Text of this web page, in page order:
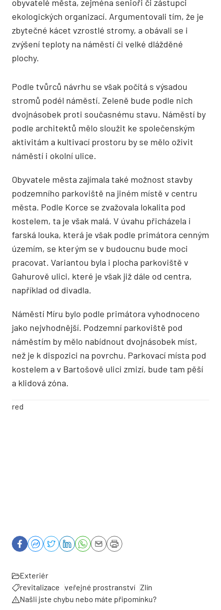
obyvatelé města, zejména senioři či zástupci
ekologických organizací. Argumentovali tím, že je
zbytečné kácet vzrostlé stromy, a obávali se i
zvýšení teploty na náměstí či velké dlážděné
plochy.
Podle tvůrců návrhu se však počítá s výsadou
stromů podél náměstí. Zeleně bude podle nich
dvojnásobek proti současnému stavu. Náměstí by
podle architektů mělo sloužit ke společenským
aktivitám a kultivací prostoru by se mělo oživit
náměstí i okolní ulice.
Obyvatele města zajímala také možnost stavby
podzemního parkoviště na jiném místě v centru
města. Podle Korce se zvažovala lokalita pod
kostelem, ta je však malá. V úvahu přicházela i
farská louka, která je však podle primátora cenným
územím, se kterým se v budoucnu bude moci
pracovat. Variantou byla i plocha parkoviště v
Gahurově ulici, které je však již dále od centra,
například od divadla.
Náměstí Míru bylo podle primátora vyhodnoceno
jako nejvhodnější. Podzemní parkoviště pod
náměstím by mělo nabídnout dvojnásobek míst,
než je k dispozici na povrchu. Parkovací místa pod
kostelem a v Bartošově ulici zmizí, bude tam pěší
a klidová zóna.
red
Exteriér
revitalizace veřejné prostranství Zlín
Našli jste chybu nebo máte připomínku?